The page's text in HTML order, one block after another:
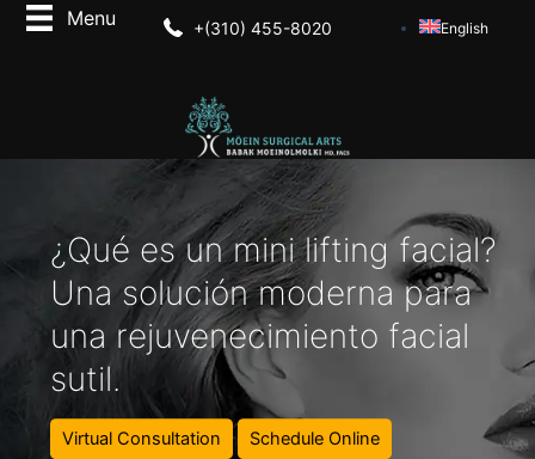
English
+(310) 455-8020
¿Qué es un mini lifting facial?
Una solución moderna para
una rejuvenecimiento facial
sutil.
Virtual Consultation
Schedule Online